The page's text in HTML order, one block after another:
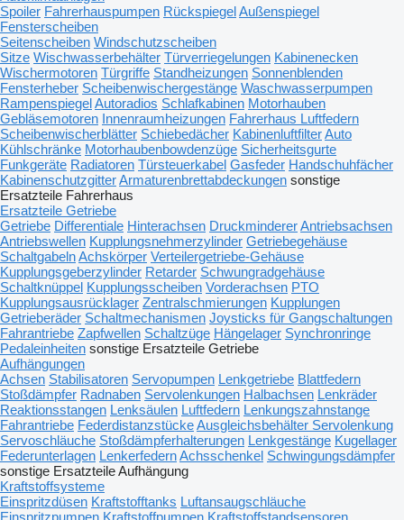
Spoiler Fahrerhauspumpen RückspiegelAußenspiegel
Fensterscheiben
Seitenscheiben Windschutzscheiben
Sitze Wischwasserbehälter Türverriegelungen Kabinenecken
Wischermotoren Türgriffe Standheizungen Sonnenblenden
Fensterheber Scheibenwischergestänge Waschwasserpumpen
RampenspiegelAutoradios Schlafkabinen Motorhauben
Gebläsemotoren Innenraumheizungen Fahrerhaus Luftfedern
Scheibenwischerblätter Schiebedächer KabinenluftfilterAuto
Kühlschränke Motorhaubenbowdenzüge Sicherheitsgurte
Funkgeräte Radiatoren Türsteuerkabel Gasfeder Handschuhfächer
KabinenschutzgitterArmaturenbrettabdeckungen sonstige
Ersatzteile Fahrerhaus
Ersatzteile Getriebe
Getriebe Differentiale Hinterachsen DruckmindererAntriebsachsen
Antriebswellen Kupplungsnehmerzylinder Getriebegehäuse
SchaltgabelnAchskörper Verteilergetriebe-Gehäuse
Kupplungsgeberzylinder Retarder Schwungradgehäuse
Schaltknüppel Kupplungsscheiben Vorderachsen PTO
Kupplungsausrücklager Zentralschmierungen Kupplungen
Getrieberäder Schaltmechanismen Joysticks für Gangschaltungen
Fahrantriebe Zapfwellen Schaltzüge Hängelager Synchronringe
Pedaleinheiten sonstige Ersatzteile Getriebe
Aufhängungen
Achsen Stabilisatoren Servopumpen Lenkgetriebe Blattfedern
Stoßdämpfer Radnaben Servolenkungen Halbachsen Lenkräder
Reaktionsstangen Lenksäulen Luftfedern Lenkungszahnstange
Fahrantriebe FederdistanzstückeAusgleichsbehälter Servolenkung
Servoschläuche Stoßdämpferhalterungen Lenkgestänge Kugellager
Federunterlagen LenkerfedernAchsschenkel Schwingungsdämpfer
sonstige Ersatzteile Aufhängung
Kraftstoffsysteme
Einspritzdüsen Kraftstofftanks Luftansaugschläuche
Einspritzpumpen Kraftstoffpumpen Kraftstoffstandsensoren